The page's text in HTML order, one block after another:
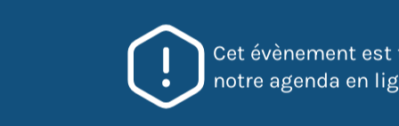
Cet évènement
notre agenda en
Scannez ce
pour
l'évènement